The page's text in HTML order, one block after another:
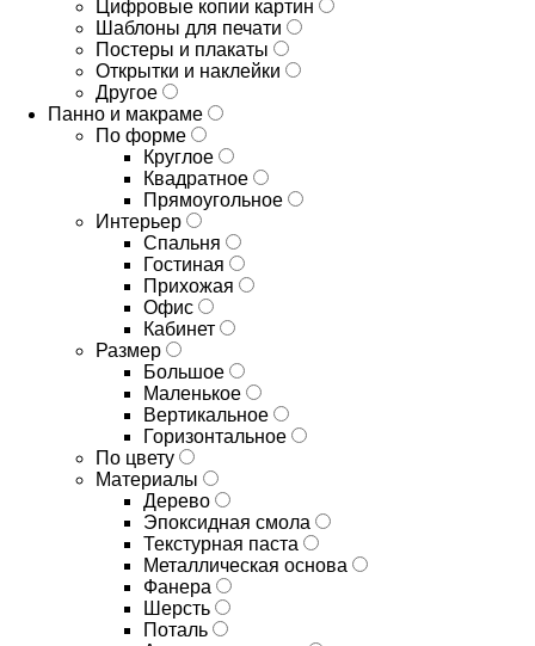
Цифровые копии картин
Шаблоны для печати
Постеры и плакаты
Открытки и наклейки
Другое
Панно и макраме
По форме
Круглое
Квадратное
Прямоугольное
Интерьер
Спальня
Гостиная
Прихожая
Офис
Кабинет
Размер
Большое
Маленькое
Вертикальное
Горизонтальное
По цвету
Материалы
Дерево
Эпоксидная смола
Текстурная паста
Металлическая основа
Фанера
Шерсть
Поталь